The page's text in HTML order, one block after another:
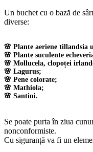
Un buchet cu o bază de
diverse:
🌸 Plante aeriene tillandsia
🌸 Plante suculente
🌸 Mollucela, clopoței
🌸 Lagurus;
🌸 Pene colorate;
🌸 Mathiola;
🌸 Santini.
Se poate purta în ziua
nonconformiste.
Cu siguranță va fi un